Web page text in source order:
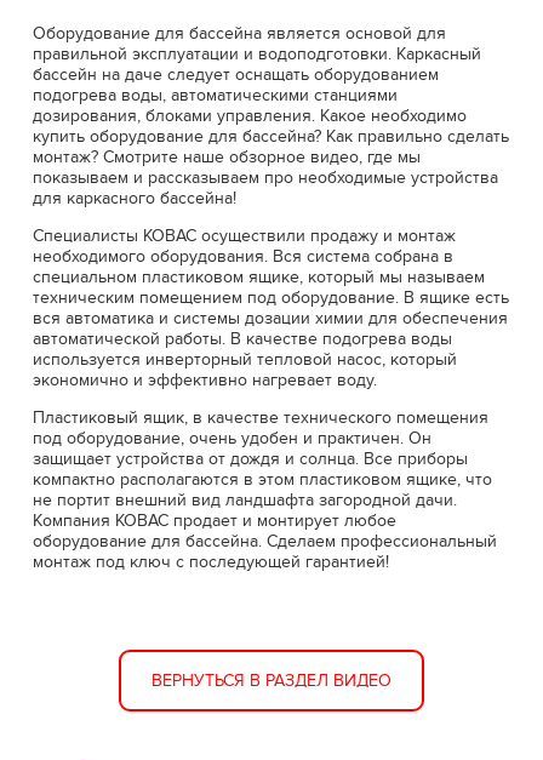
Оборудование для бассейна является основой для
правильной эксплуатации и водоподготовки. Каркасный
бассейн на даче следует оснащать оборудованием
подогрева воды, автоматическими станциями
дозирования, блоками управления. Какое необходимо
купить оборудование для бассейна? Как правильно сделать
монтаж? Смотрите наше обзорное видео, где мы
показываем и рассказываем про необходимые устройства
для каркасного бассейна!
Специалисты КОВАС осуществили продажу и монтаж
необходимого оборудования. Вся система собрана в
специальном пластиковом ящике, который мы называем
техническим помещением под оборудование. В ящике есть
вся автоматика и системы дозации химии для обеспечения
автоматической работы. В качестве подогрева воды
используется инверторный тепловой насос, который
экономично и эффективно нагревает воду.
Пластиковый ящик, в качестве технического помещения
под оборудование, очень удобен и практичен. Он
защищает устройства от дождя и солнца. Все приборы
компактно располагаются в этом пластиковом ящике, что
не портит внешний вид ландшафта загородной дачи.
Компания КОВАС продает и монтирует любое
оборудование для бассейна. Сделаем профессиональный
монтаж под ключ с последующей гарантией!
ВЕРНУТЬСЯ В РАЗДЕЛ ВИДЕО